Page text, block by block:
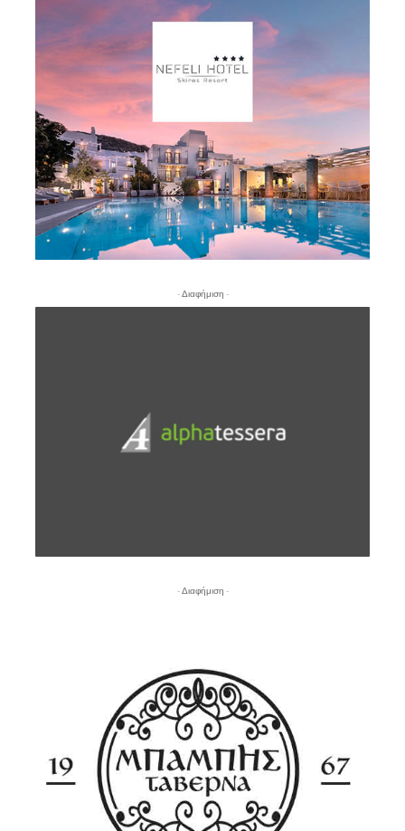
- Διαφήμιση -
- Διαφήμιση -